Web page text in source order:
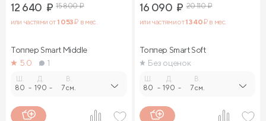
12 640 ₽ 15 800₽
или частями от1 053₽ в мес.
Топпер Smart Middle
5.0
1
80 -
Д.
190 -
В.
7 см.
16 090 ₽ 20 110₽
или частями от1 340₽ в мес.
Топпер Smart Soft
Без оценок
80 -
Д.
190 -
В.
7 см.